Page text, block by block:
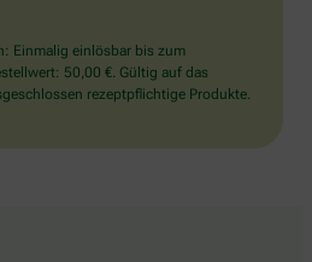
Einmalig einlösbar bis zum
50,00 €. Gültig auf das
rezeptpflichtige Produkte.